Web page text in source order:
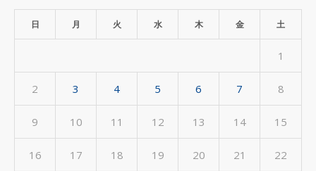
イ
日 月 火 水 木 金 土
1
2 3 4 5 6 7 8
9 10 11 12 13 14 15
16 17 18 19 20 21 22